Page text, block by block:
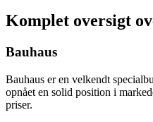
Komplet oversigt
Bauhaus
Bauhaus er en velkendt
opnået en solid position i
priser.